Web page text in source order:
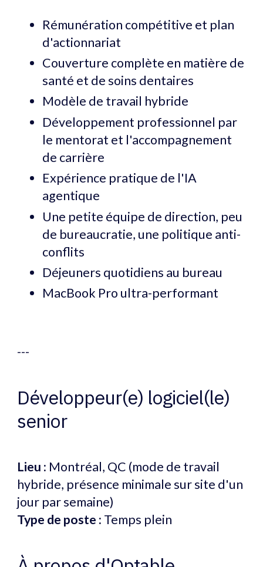
Rémunération compétitive et plan
d'actionnariat
Couverture complète en matière de
santé et de soins dentaires
Modèle de travail hybride
Développement professionnel par
le mentorat et l'accompagnement
de carrière
Expérience pratique de l'IA
agentique
Une petite équipe de direction, peu
de bureaucratie, une politique anti-
conflits
Déjeuners quotidiens au bureau
MacBook Pro ultra-performant
---
Développeur(e) logiciel(le)
senior
Lieu : Montréal, QC (mode de travail
hybride, présence minimale sur site d'un
jour par semaine)
Type de poste : Temps plein